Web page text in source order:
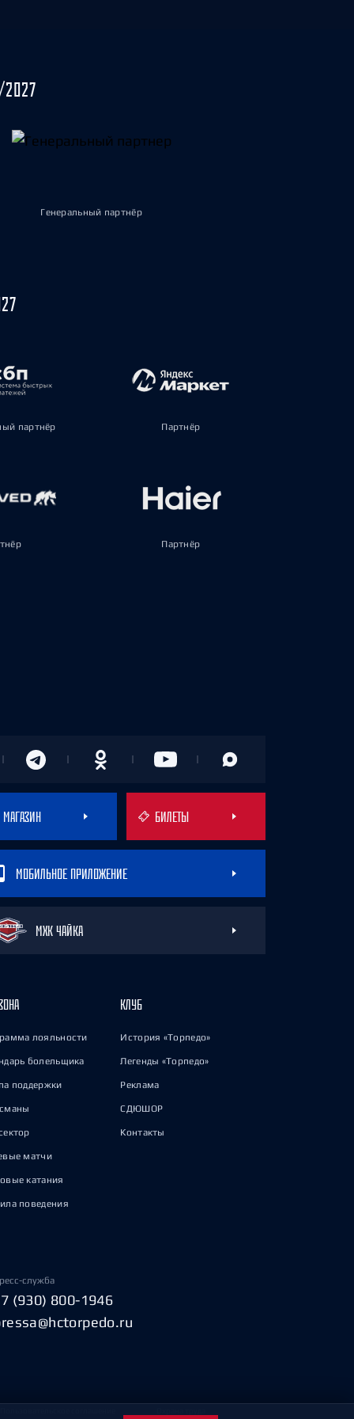
Генеральный партнёр
партнёр Партнёр
Партнёр
МАГАЗИН БИЛЕТЫ
МОБИЛЬНОЕ ПРИЛОЖЕНИЕ
МХК ЧАЙКА
лояльности
болельщика
поддержки
матчи
катания
поведения
КЛУБ
История «Торпедо»
Легенды «Торпедо»
Реклама
СДЮШОР
Контакты
служба
(930) 800-1946